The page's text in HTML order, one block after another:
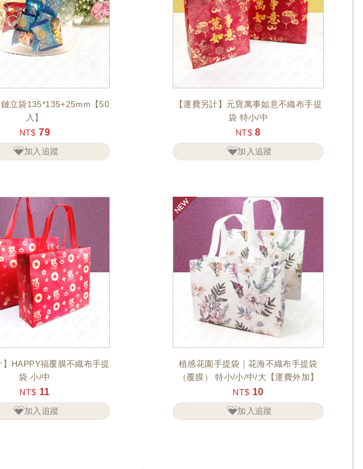
立袋135*135+25mm【50
入】
NT$ 79
加入追蹤
【運費另計】元寶萬事如意不織布手提
袋 特小/中
NT$ 8
加入追蹤
】HAPPY福覆膜不織布手提
袋 小/中
NT$ 11
加入追蹤
植感花園手提袋｜花海不織布手提袋
（覆膜） 特小/小/中/大【運費外加】
NT$ 10
加入追蹤